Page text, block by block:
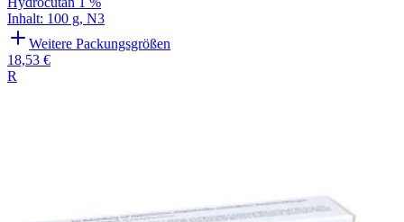
Inhalt: 100 g, N3
Weitere Packungsgrößen
18,53 €
R